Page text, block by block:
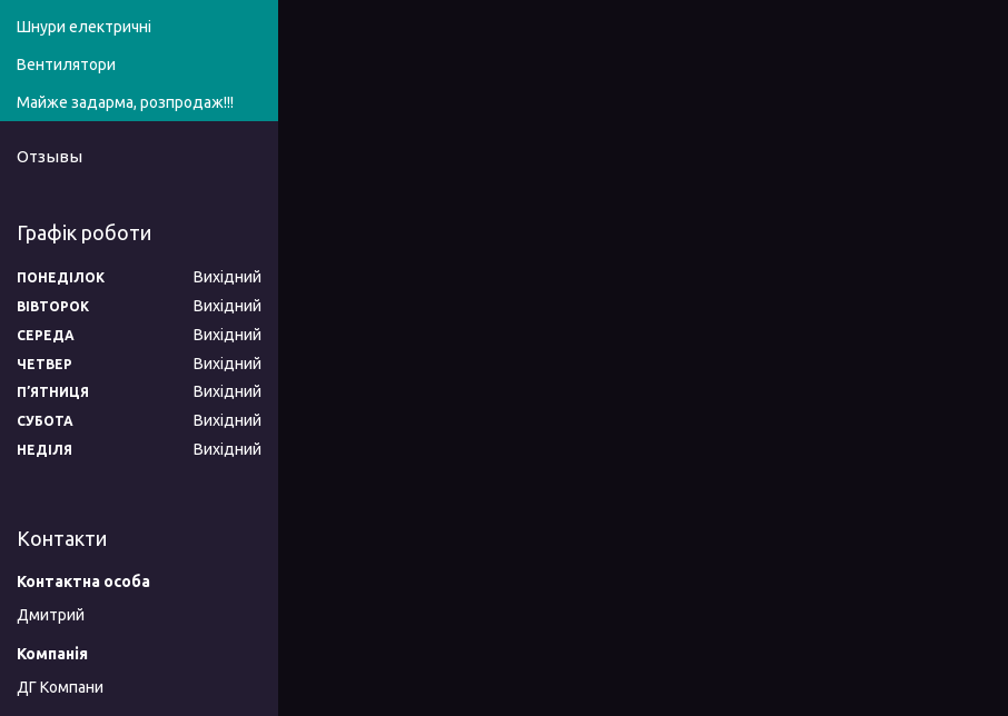
Шнури електричні
Вентилятори
Майже задарма, розпродаж!!!
Отзывы
Графік роботи
ПОНЕДІЛОК Вихідний
ВІВТОРОК Вихідний
СЕРЕДА Вихідний
ЧЕТВЕР Вихідний
ПʼЯТНИЦЯ Вихідний
СУБОТА Вихідний
НЕДІЛЯ Вихідний
Контакти
Дмитрий
ДГ Компани